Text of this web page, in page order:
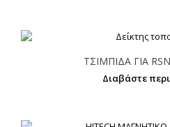
ΤΣΙΜΠΙΔΑ ΓΙΑ
Διαβάστε